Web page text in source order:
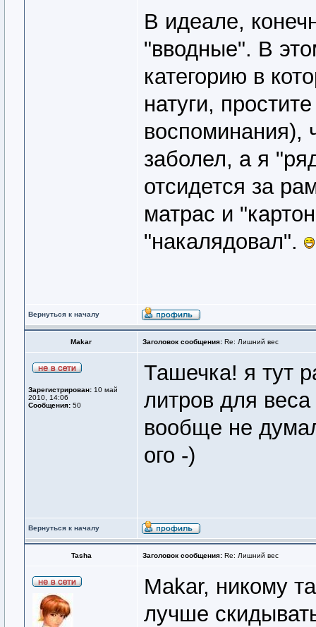
В идеале,
"вводные". В
категорию в
натуги,
воспоминания),
заболел, а я
отсидется за
матрас и
"накалядовал".
Вернуться к началу
Makar Заголовок сообщения: Re: Лишний вес
Зарегистрирован: 10 май
2010, 14:06
Сообщения: 50
Ташечка! я тут
литров для
вообще не
ого -)
Вернуться к началу
Tasha Заголовок сообщения: Re: Лишний вес
Makar, никому
лучше